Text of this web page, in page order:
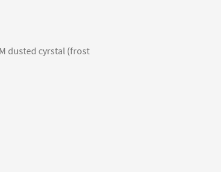
dusted cyrstal (frost